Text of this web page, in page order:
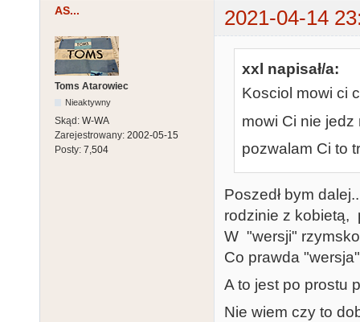
AS... 2021-04-14
Toms Atarowiec
Nieaktywny
Skąd: W-WA
Zarejestrowany: 2002-05-15
Posty: 7,504
xxl napisał/a:
Kosciol mowi ci
mowi Ci nie
pozwalam Ci to
Poszedł bym
rodzinie z kobietą,
W "wersji"
Co prawda
A to jest po prostu
Nie wiem czy to